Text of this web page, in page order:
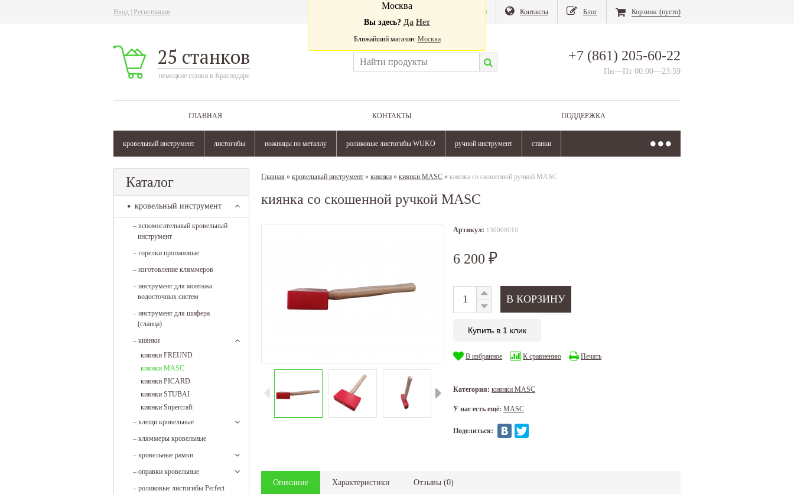
Вход Регистрация Магазин Контакты Блог Корзина: (пусто)
25 станков
немецкие станки в Краснодаре
+7 (861) 205-60-22
Пн—Пт 00:00—23:59
ГЛАВНАЯ КОНТАКТЫ ПОДДЕРЖКА
кровельный инструмент листогибы ножницы по металлу роликовые листогибы WUKO ручной инструмент станки
Москва
Вы здесь? Да Нет
Ближайший магазин: Москва
Каталог
кровельный инструмент
– вспомогательный кровельный
инструмент
– горелки пропановые
– изготовление кляммеров
– инструмент для монтажа
водосточных систем
– инструмент для шифера
(сланца)
– киянки
киянки FREUND
киянки MASC
киянки PICARD
киянки STUBAI
киянки Supercraft
– клещи кровельные
– кляммеры кровельные
– кровельные рамки
– оправки кровельные
– роликовые листогибы Perfect
Главная » кровельный инструмент » киянки » киянки MASC » киянка со скошенной ручкой MASC
киянка со скошенной ручкой MASC
Артикул: 130000010
6 200 ₽
Купить в 1 клик
В избранное К сравнению Печать
Категория: киянки MASC
У нас есть ещё: MASC
Поделиться:
Описание Характеристики Отзывы (0)